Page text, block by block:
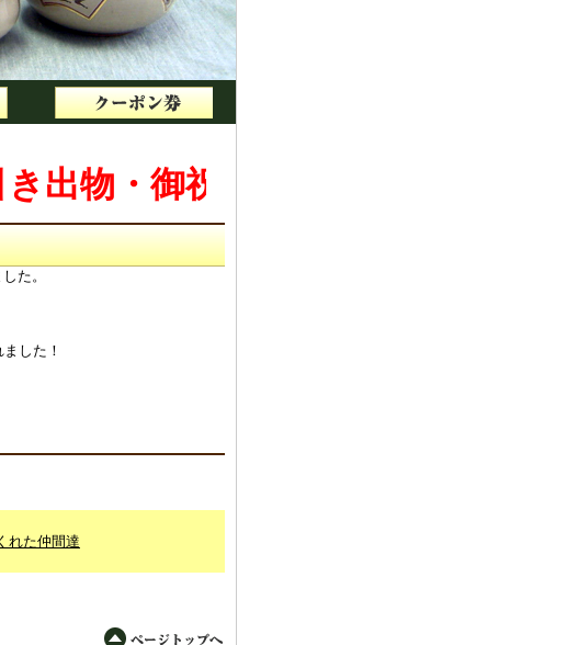
出物・御祝・粗供養に各種記念
た。
した！
れた仲間達